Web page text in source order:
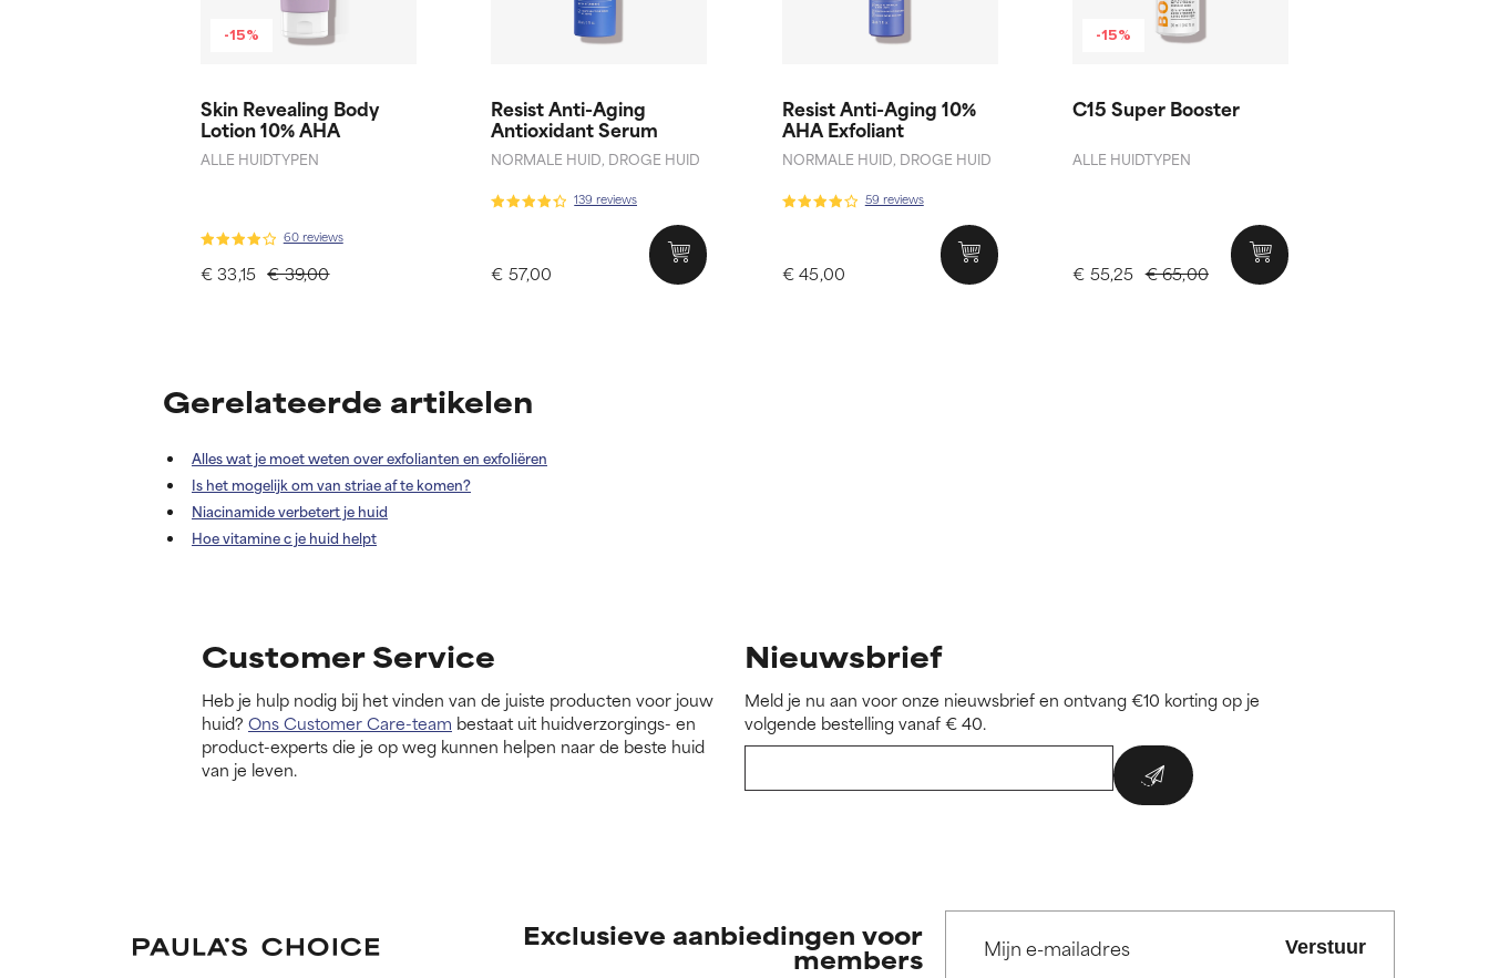
-15%
Skin Revealing Body
Lotion 10% AHA
ALLE HUIDTYPEN
60 reviews
€ 39,00
€ 33,15
Resist Anti-Aging
Antioxidant Serum
NORMALE HUID, DROGE HUID
139 reviews
€ 57,00
Resist Anti-Aging 10%
AHA Exfoliant
NORMALE HUID, DROGE HUID
59 reviews
€ 45,00
-15%
C15 Super Booster
ALLE HUIDTYPEN
€ 65,00
€ 55,25
Gerelateerde artikelen
Alles wat je moet weten over exfolianten en exfoliëren
Is het mogelijk om van striae af te komen?
Niacinamide verbetert je huid
Hoe vitamine c je huid helpt
Customer Service
Heb je hulp nodig bij het vinden van de juiste producten voor jouw
huid? Ons Customer Care-team bestaat uit huidverzorgings- en
product-experts die je op weg kunnen helpen naar de beste huid
van je leven.
Nieuwsbrief
Meld je nu aan voor onze nieuwsbrief en ontvang €10 korting op je
volgende bestelling vanaf € 40.
Exclusieve aanbiedingen voor
members Verstuur